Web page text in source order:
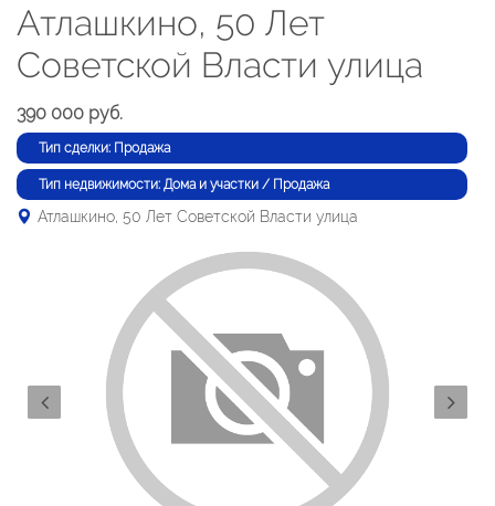
Атлашкино, 50 Лет
Советской Власти улица
390 000 руб.
Тип сделки: Продажа
Тип недвижимости: Дома и участки / Продажа
Атлашкино, 50 Лет Советской Власти улица